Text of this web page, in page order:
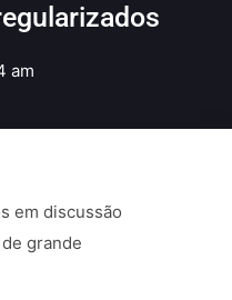
am
em discussão
grande